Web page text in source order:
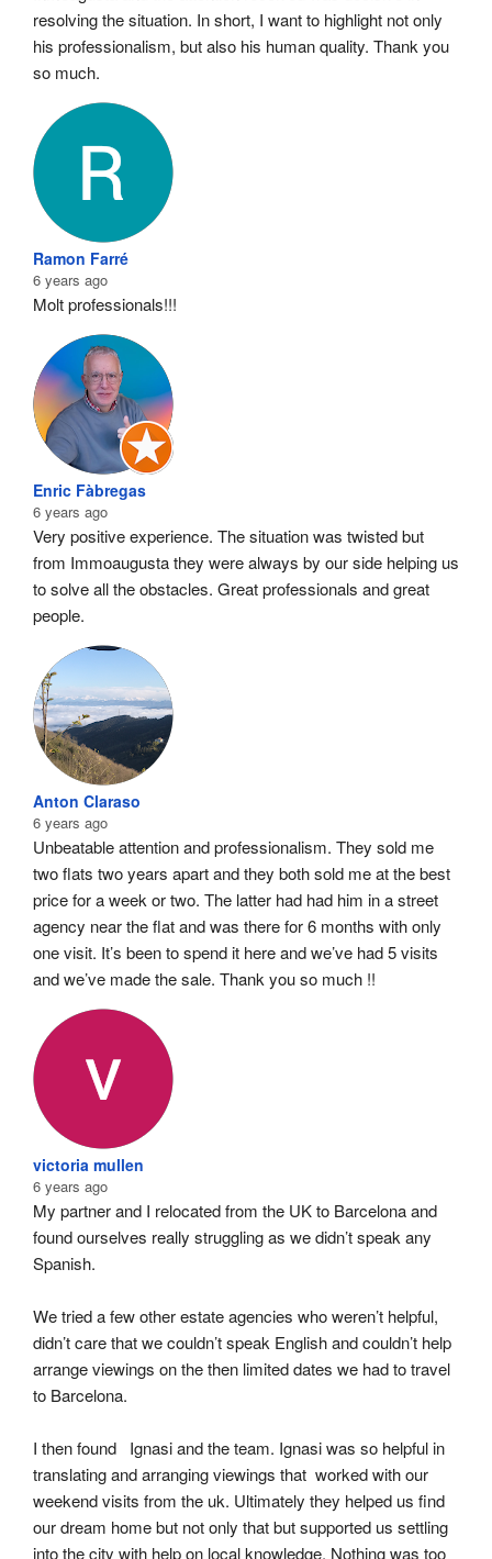
resolving the situation. In short, I want to highlight not only
his professionalism, but also his human quality. Thank you
so much.
Ramon Farré
6 years ago
Molt professionals!!!
Enric Fàbregas
6 years ago
Very positive experience. The situation was twisted but
from Immoaugusta they were always by our side helping us
to solve all the obstacles. Great professionals and great
people.
Anton Claraso
6 years ago
Unbeatable attention and professionalism. They sold me
two flats two years apart and they both sold me at the best
price for a week or two. The latter had had him in a street
agency near the flat and was there for 6 months with only
one visit. It’s been to spend it here and we’ve had 5 visits
and we’ve made the sale. Thank you so much !!
victoria mullen
6 years ago
My partner and I relocated from the UK to Barcelona and
found ourselves really struggling as we didn’t speak any
Spanish.
We tried a few other estate agencies who weren’t helpful,
didn’t care that we couldn’t speak English and couldn’t help
arrange viewings on the then limited dates we had to travel
to Barcelona.
I then found   Ignasi and the team. Ignasi was so helpful in
translating and arranging viewings that  worked with our
weekend visits from the uk. Ultimately they helped us find
our dream home but not only that but supported us settling
into the city with help on local knowledge. Nothing was too